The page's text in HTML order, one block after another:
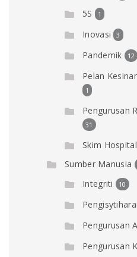
5S 1
Inovasi 3
Pandemik 12
Pelan
1
Pengurusan
31
Skim Hospital
Sumber Manusia
Integriti 10
Pengurusan
Pengurusan